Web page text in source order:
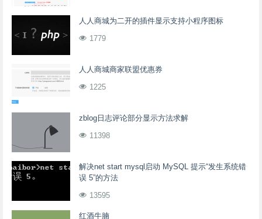
人人商城为二开的插件显示支持小程序图标
1779
人人商城商家联盟优惠券
1225
zblog日志评论部分显示方法求解
11398
解决net start mysql启动 MySQL 提示“发生系统错
误 5”的方法
13595
红酒牛腩